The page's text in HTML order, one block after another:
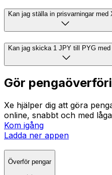
Kan jag ställa in prisvarningar med
Kan jag skicka 1 JPY till PYG med
Gör
Xe hjälper dig att göra
online, snabbt och med
Kom igång
Ladda ner appen
Överför pengar